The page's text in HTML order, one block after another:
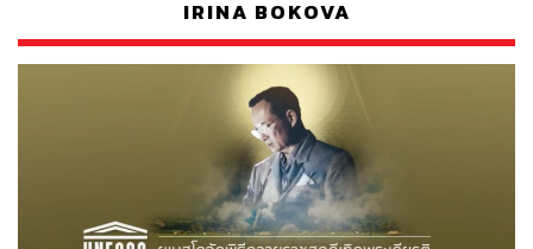
IRINA BOKOVA